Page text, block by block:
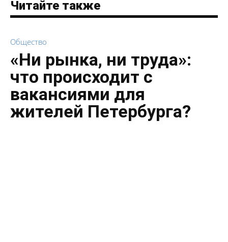
Читайте также
Общество
«Ни рынка, ни труда»:
что происходит с
вакансиями для
жителей Петербурга?